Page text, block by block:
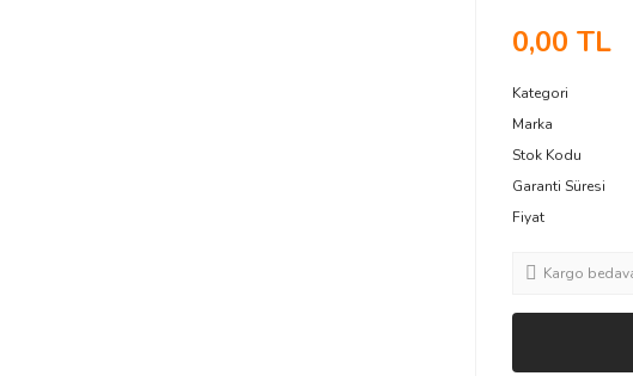
0,00 TL
Kategori
Marka
Stok Kodu
Garanti Süresi
Fiyat
Kargo